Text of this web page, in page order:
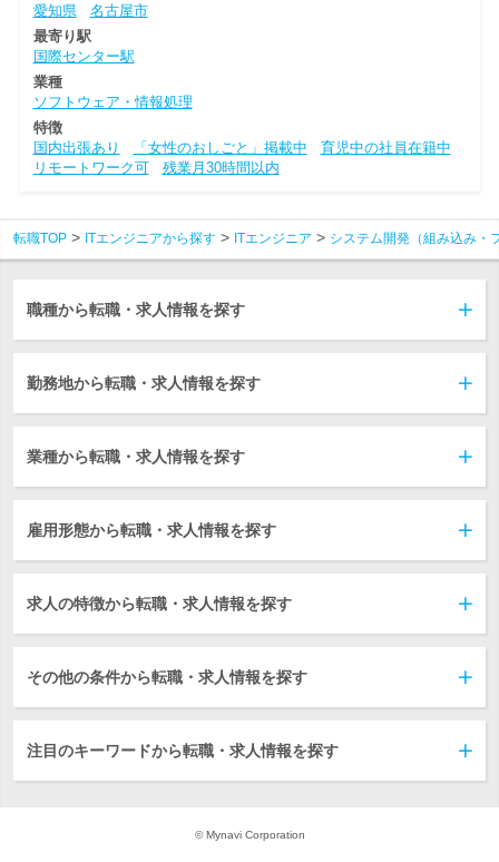
愛知県
名古屋市
最寄り駅
国際センター駅
業種
ソフトウェア・情報処理
特徴
国内出張あり
「女性のおしごと」掲載中
育児中の社員在籍中
リモートワーク可
残業月30時間以内
転職TOP ITエンジニアから探す ITエンジニア システム開発（組み込み・
職種から転職・求人情報を探す
勤務地から転職・求人情報を探す
業種から転職・求人情報を探す
雇用形態から転職・求人情報を探す
求人の特徴から転職・求人情報を探す
その他の条件から転職・求人情報を探す
注目のキーワードから転職・求人情報を探す
© Mynavi Corporation